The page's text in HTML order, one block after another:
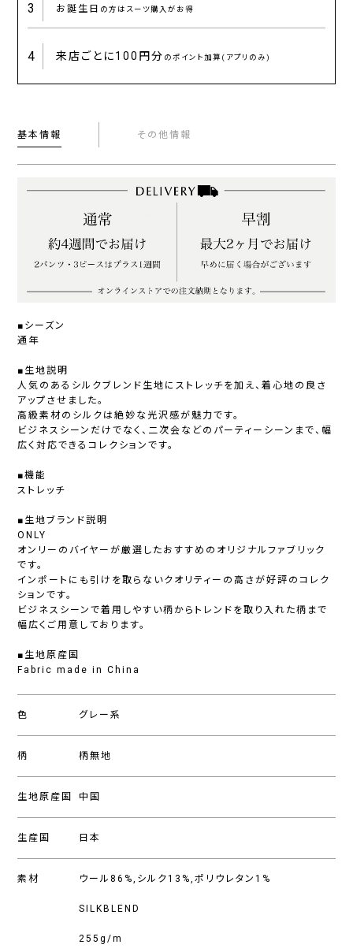
3 お誕生日 の方はスーツ購入がお得
4 来店ごとに100円分 のポイント加算(アプリのみ)
基本情報 その他情報
■シーズン
通年
■生地説明
人気のあるシルクブレンド生地にストレッチを加え、着心地の良さ
アップさせました。
高級素材のシルクは絶妙な光沢感が魅力です。
ビジネスシーンだけでなく、二次会などのパーティーシーンまで、幅
広く対応できるコレクションです。
■機能
ストレッチ
■生地ブランド説明
ONLY
オンリーのバイヤーが厳選したおすすめのオリジナルファブリック
です。
インポートにも引けを取らないクオリティーの高さが好評のコレク
ションです。
ビジネスシーンで着用しやすい柄からトレンドを取り入れた柄まで
幅広くご用意しております。
■生地原産国
Fabric made in China
色 グレー系
柄 柄無地
生地原産国 中国
生産国 日本
素材 ウール86%,シルク13%,ポリウレタン1%
SILKBLEND
255g/m